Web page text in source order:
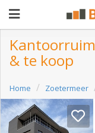
aanbieden
Pand
zoeken
& te koop
Home Zoetermeer